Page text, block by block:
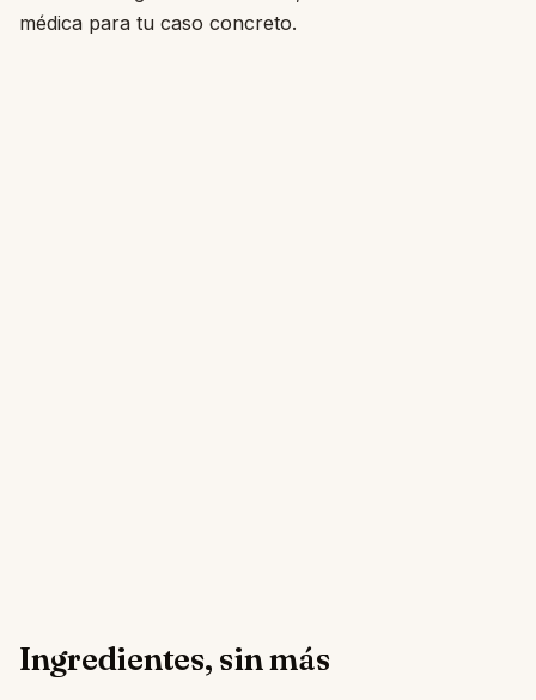
médica para tu caso concreto.
Ingredientes, sin más